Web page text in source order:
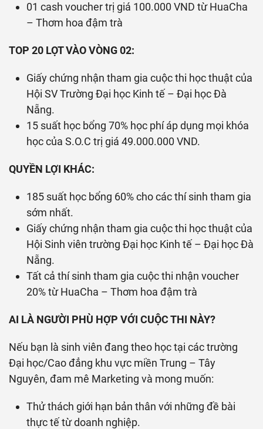
01 cash voucher trị giá 100.000 VND từ HuaCha
– Thơm hoa đậm trà
TOP 20 LỌT VÀO VÒNG 02:
Giấy chứng nhận tham gia cuộc thi học thuật của
Hội SV Trường Đại học Kinh tế – Đại học Đà
Nẵng.
15 suất học bổng 70% học phí áp dụng mọi khóa
học của S.O.C trị giá 49.000.000 VND.
QUYỀN LỢI KHÁC:
185 suất học bổng 60% cho các thí sinh tham gia
sớm nhất.
Giấy chứng nhận tham gia cuộc thi học thuật của
Hội Sinh viên trường Đại học Kinh tế – Đại học Đà
Nẵng.
Tất cả thí sinh tham gia cuộc thi nhận voucher
20% từ HuaCha – Thơm hoa đậm trà
AI LÀ NGƯỜI PHÙ HỢP VỚI CUỘC THI NÀY?
Nếu bạn là sinh viên đang theo học tại các trường
Đại học/Cao đẳng khu vực miền Trung – Tây
Nguyên, đam mê Marketing và mong muốn:
Thử thách giới hạn bản thân với những đề bài
thực tế từ doanh nghiệp.